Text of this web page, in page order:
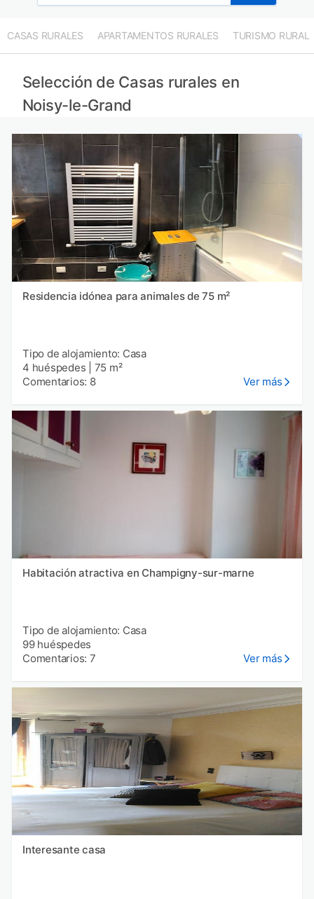
CASAS RURALES APARTAMENTOS RURALES TURISMO RURAL
Selección de Casas rurales en
Noisy-le-Grand
Residencia idónea para animales de 75 m²
Tipo de alojamiento: Casa
4 huéspedes
75 m²
Comentarios: 8
Ver más
Habitación atractiva en Champigny-sur-marne
Tipo de alojamiento: Casa
99 huéspedes
Comentarios: 7
Ver más
Interesante casa